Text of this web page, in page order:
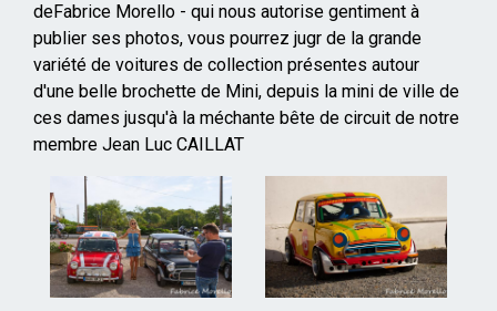
deFabrice Morello - qui nous autorise gentiment à
publier ses photos, vous pourrez jugr de la grande
variété de voitures de collection présentes autour
d'une belle brochette de Mini, depuis la mini de ville de
ces dames jusqu'à la méchante bête de circuit de notre
membre Jean Luc CAILLAT